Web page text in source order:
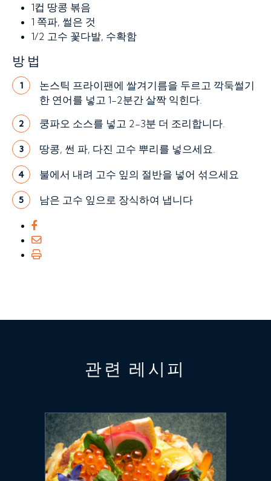
1컵 땅콩 볶음
1 쪽파, 썰은 것
1/2 고수 꽃다발, 수확함
방법
1
논스틱 프라이팬에 쌀겨기름을 두르고 깍둑썰기
한 연어를 넣고 1-2분간 살짝 익힌다.
2 쿵파오 소스를 넣고 2-3분 더 조리합니다.
3 땅콩, 썬 파, 다진 고수 뿌리를 넣으세요.
4 불에서 내려 고수 잎의 절반을 넣어 섞으세요
5 남은 고수 잎으로 장식하여 냅니다
관련 레시피